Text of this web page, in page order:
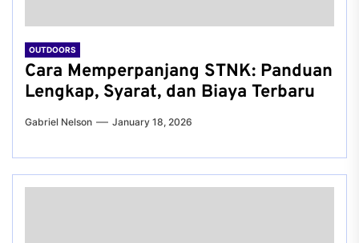
OUTDOORS
Cara Memperpanjang STNK: Panduan
Lengkap, Syarat, dan Biaya Terbaru
Gabriel Nelson January 18, 2026